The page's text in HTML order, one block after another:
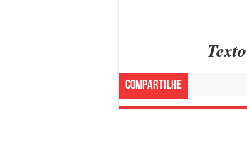
Compartilhe